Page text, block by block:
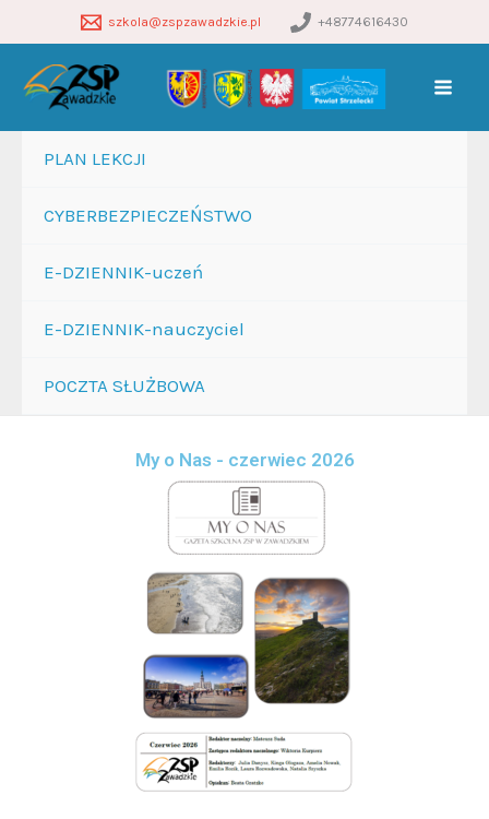
do
treści
szkola@zspzawadzkie.pl +48774616430
PLAN LEKCJI
CYBERBEZPIECZEŃSTWO
E-DZIENNIK-uczeń
E-DZIENNIK-nauczyciel
POCZTA SŁUŻBOWA
My o Nas - czerwiec 2026